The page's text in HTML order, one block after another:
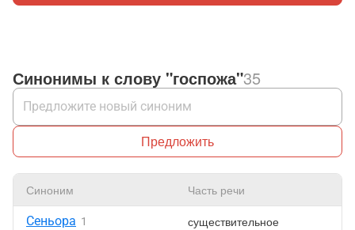
Синонимы к слову "госпожа"35
Предложить
Синоним Часть речи
Сеньора 1 существительное